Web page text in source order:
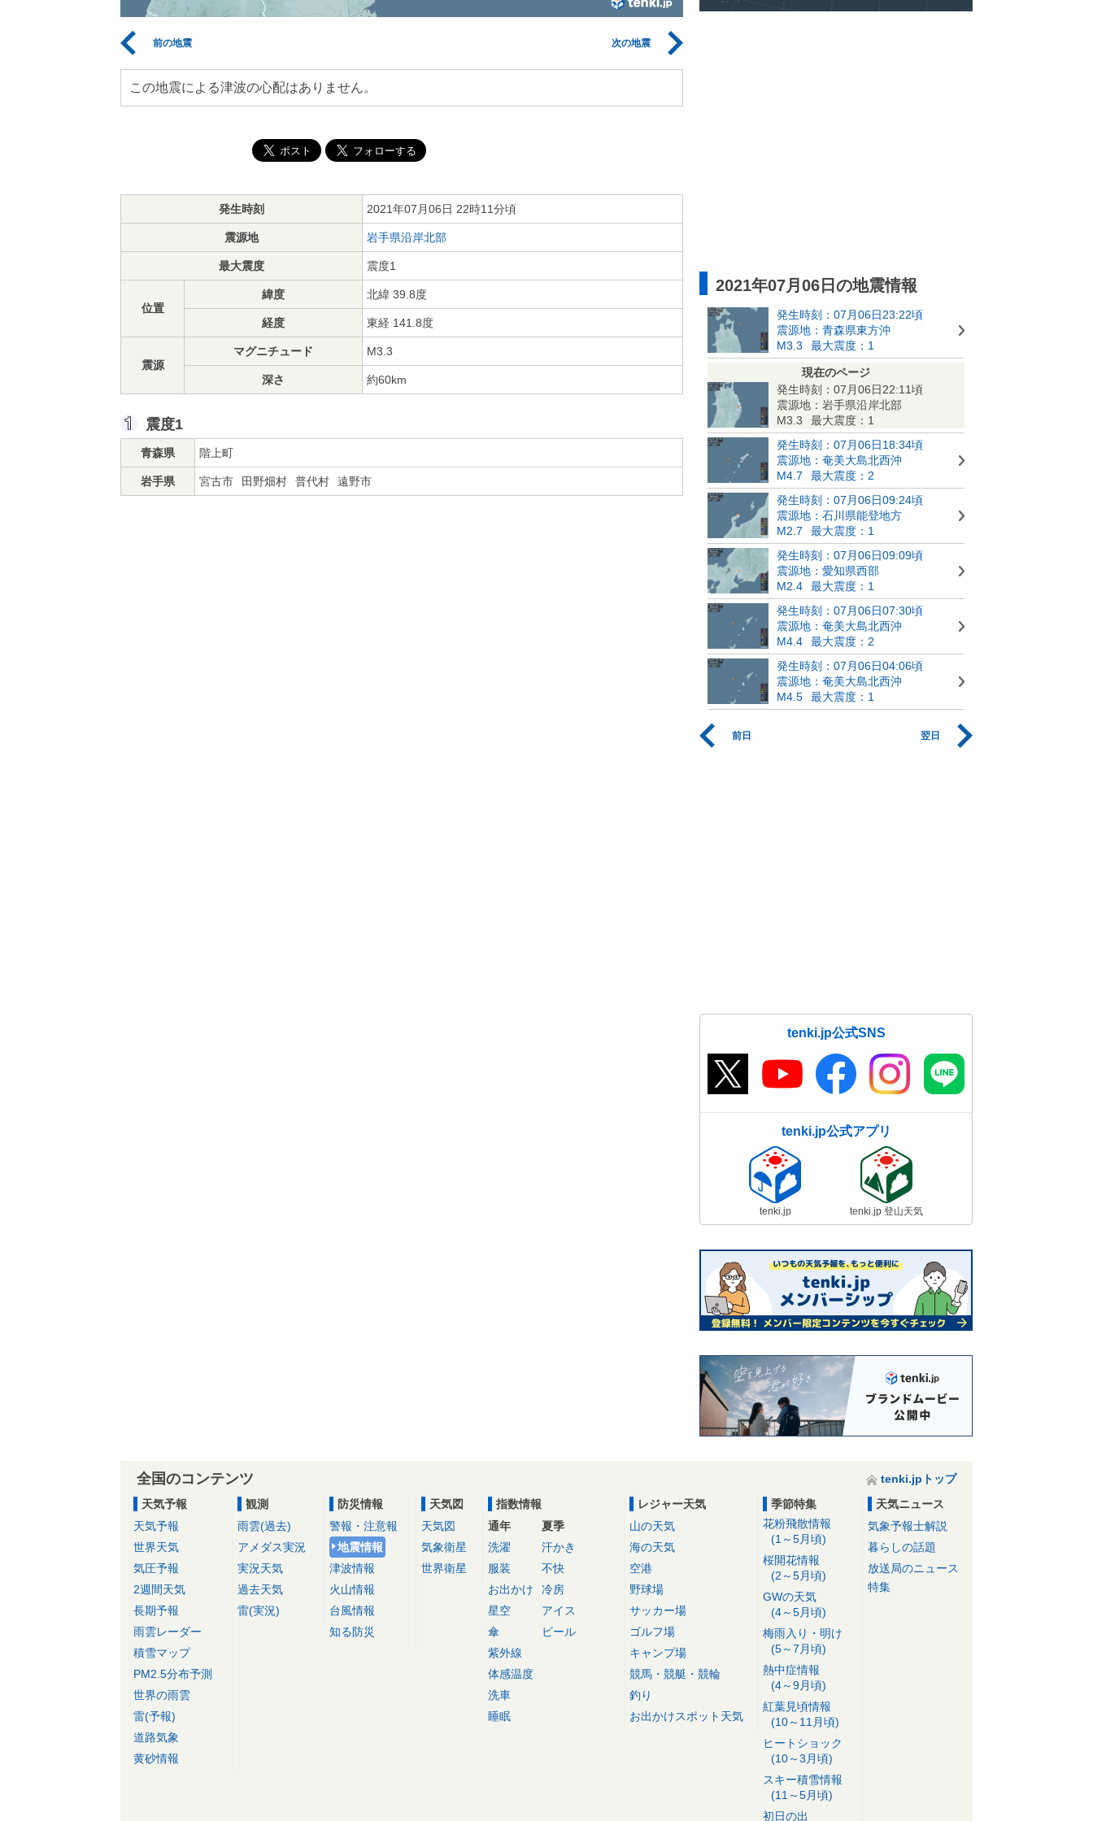
前の地震 次の地震
この地震による津波の心配はありません。
発生時刻 2021年07月06日 22時11分頃
震源地 岩手県沿岸北部
最大震度 震度1
位置
緯度 北緯 39.8度
経度 東経 141.8度
震源
マグニチュード M3.3
深さ 約60km
震度1
青森県 階上町
岩手県 宮古市 田野畑村 普代村 遠野市
2021年07月06日の地震情報
発生時刻：07月06日23:22頃
震源地：青森県東方沖
M3.3
最大震度：1
現在のページ
発生時刻：07月06日22:11頃
震源地：岩手県沿岸北部
M3.3
最大震度：1
発生時刻：07月06日18:34頃
震源地：奄美大島北西沖
M4.7
最大震度：2
発生時刻：07月06日09:24頃
震源地：石川県能登地方
M2.7
最大震度：1
発生時刻：07月06日09:09頃
震源地：愛知県西部
M2.4
最大震度：1
発生時刻：07月06日07:30頃
震源地：奄美大島北西沖
M4.4
最大震度：2
発生時刻：07月06日04:06頃
震源地：奄美大島北西沖
M4.5
最大震度：1
前日 翌日
tenki.jp公式SNS
tenki.jp公式アプリ
tenki.jp tenki.jp 登山天気
全国のコンテンツ
tenki.jpトップ
天気予報
天気予報
世界天気
気圧予報
2週間天気
長期予報
雨雲レーダー
積雪マップ
PM2.5分布予測
世界の雨雲
雷(予報)
道路気象
黄砂情報
観測
雨雲(過去)
アメダス実況
実況天気
過去天気
雷(実況)
防災情報
警報・注意報
地震情報
津波情報
火山情報
台風情報
知る防災
天気図
天気図
気象衛星
世界衛星
指数情報
通年
洗濯
服装
お出かけ
星空
傘
紫外線
体感温度
洗車
睡眠
夏季
汗かき
不快
冷房
アイス
ビール
レジャー天気
山の天気
海の天気
空港
野球場
サッカー場
ゴルフ場
キャンプ場
競馬・競艇・競輪
釣り
お出かけスポット天気
季節特集
花粉飛散情報
(1～5月頃)
桜開花情報
(2～5月頃)
GWの天気
(4～5月頃)
梅雨入り・明け
(5～7月頃)
熱中症情報
(4～9月頃)
紅葉見頃情報
(10～11月頃)
ヒートショック
(10～3月頃)
スキー積雪情報
(11～5月頃)
初日の出
天気ニュース
気象予報士解説
暮らしの話題
放送局のニュース
特集